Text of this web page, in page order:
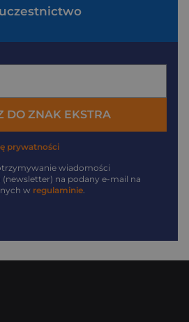
DO ZNAK EKSTRA
prywatności
wiadomości
na podany e-mail na
w regulaminie